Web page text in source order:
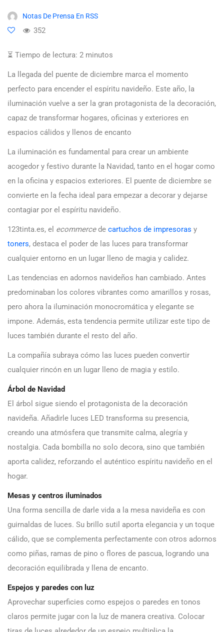
Notas De Prensa En RSS
352
⏳ Tiempo de lectura: 2 minutos
La llegada del puente de diciembre marca el momento
perfecto para encender el espíritu navideño. Este año, la
iluminación vuelve a ser la gran protagonista de la decoración,
capaz de transformar hogares, oficinas y exteriores en
espacios cálidos y llenos de encanto
La iluminación es fundamental para crear un ambiente
acogedor y festivo durante la Navidad, tanto en el hogar como
en la oficina y espacios exteriores. El puente de diciembre se
convierte en la fecha ideal para empezar a decorar y dejarse
contagiar por el espíritu navideño.
123tinta.es, el ecommercede cartuchos de impresoras y
toners, destaca el poder de las luces para transformar
cualquier entorno en un lugar lleno de magia y calidez.
Las tendencias en adornos navideños han cambiado. Antes
predominaban los colores vibrantes como amarillos y rosas,
pero ahora la iluminación monocromática y elegante se
impone. Además, esta tendencia permite utilizar este tipo de
luces también durante el resto del año.
La compañía subraya cómo las luces pueden convertir
cualquier rincón en un lugar lleno de magia y estilo.
Árbol de Navidad
El árbol sigue siendo el protagonista de la decoración
navideña. Añadirle luces LED transforma su presencia,
creando una atmósfera que transmite calma, alegría y
nostalgia. Cada bombilla no solo decora, sino que también
aporta calidez, reforzando el auténtico espíritu navideño en el
hogar.
Mesas y centros iluminados
Una forma sencilla de darle vida a la mesa navideña es con
guirnaldas de luces. Su brillo sutil aporta elegancia y un toque
cálido, que se complementa perfectamente con otros adornos
como piñas, ramas de pino o flores de pascua, logrando una
decoración equilibrada y llena de encanto.
Espejos y paredes con luz
Aprovechar superficies como espejos o paredes en tonos
claros permite jugar con la luz de manera creativa. Colocar